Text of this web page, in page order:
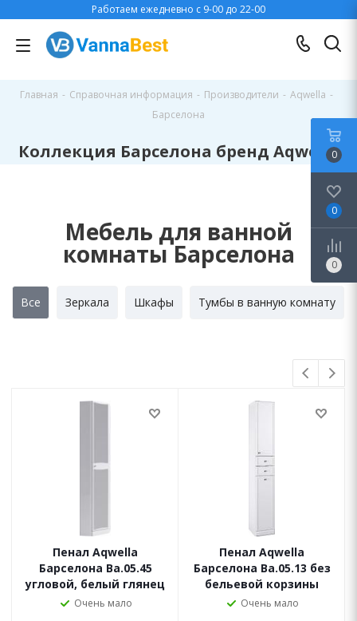
Работаем ежедневно с 9-00 до 22-00
Главная - Справочная информация - Производители - Aqwella -
Барселона
Коллекция Барселона бренд Aqwella
Мебель для ванной
комнаты Барселона
Все Зеркала Шкафы Тумбы в ванную комнату
Пенал Aqwella
Барселона Ba.05.45
угловой, белый глянец
Очень мало
Пенал Aqwella
Барселона Ba.05.13 без
бельевой корзины
Очень мало
0
0
0